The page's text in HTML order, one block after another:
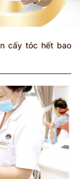
cấy tóc hết bao